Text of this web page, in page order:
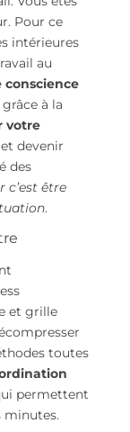
Pour ce
intérieures
au
conscience
à la
votre
devenir
des
c’est être
.
et grille
toutes
permettent
minutes.